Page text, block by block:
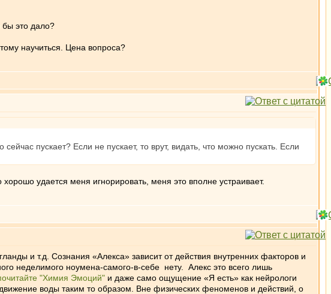
бы это дало?
научиться. Цена вопроса?
пускает? Если не пускает, то врут, видать, что можно пускать. Если
удается меня игнорировать, меня это вполне устраивает.
и т.д. Сознания «Алекса» зависит от действия внутренних факторов и
неделимого ноумена-самого-в-себе нету. Алекс это всего лишь
"Химия Эмоций" и даже само ощущение «Я есть» как нейрологи
движение воды таким то образом. Вне физических феноменов и действий, о